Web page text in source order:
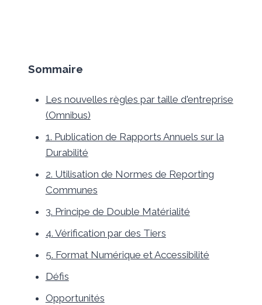
Sommaire
Les nouvelles règles par taille d'entreprise
(Omnibus)
1. Publication de Rapports Annuels sur la
Durabilité
2. Utilisation de Normes de Reporting
Communes
3. Principe de Double Matérialité
4. Vérification par des Tiers
5. Format Numérique et Accessibilité
Défis
Opportunités